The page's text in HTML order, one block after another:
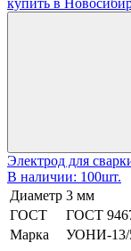
Электрод для
В наличии: 100шт.
Диаметр 3 мм
ГОСТ
ГОСТ
Марка
УОНИ-13/